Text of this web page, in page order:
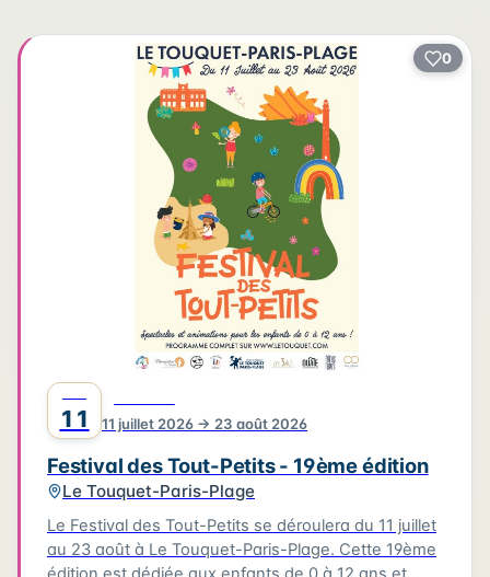
2
2
12
2 3
6
17
22
4
2
2
3
2
+
Leaflet|©OpenStreetMap
0
11 11 juillet 2026 → 23 août 2026
Festival des Tout-Petits - 19ème édition
Le Touquet-Paris-Plage
Le Festival des Tout-Petits se déroulera du 11 juillet
au 23 août à Le Touquet-Paris-Plage. Cette 19ème